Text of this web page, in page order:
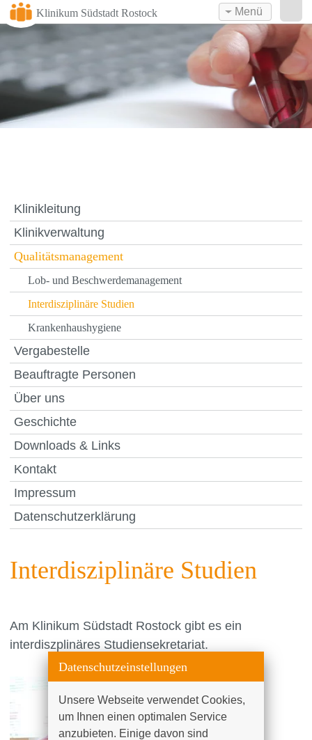
Klinikum Südstadt Rostock Menü
Klinikleitung
Klinikverwaltung
Qualitätsmanagement
Lob- und Beschwerdemanagement
Interdisziplinäre Studien
Krankenhaushygiene
Vergabestelle
Beauftragte Personen
Über uns
Geschichte
Downloads & Links
Kontakt
Impressum
Datenschutzerklärung
Interdisziplinäre Studien
Am Klinikum Südstadt Rostock gibt es ein
interdiszplinäres Studiensekretariat.
Datenschutzeinstellungen
Unsere Webseite verwendet Cookies,
um Ihnen einen optimalen Service
anzubieten. Einige davon sind